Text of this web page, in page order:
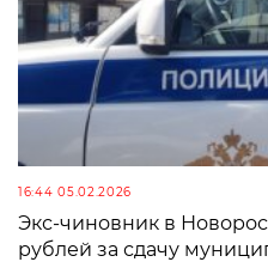
16:44 05.02.2026
Экс-чиновник в
рублей за сдачу